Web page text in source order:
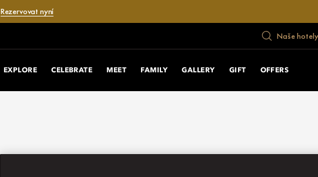
Rezervovat nyní
Naše
EXPLORE CELEBRATE MEET FAMILY GALLERY GIFT OFFERS